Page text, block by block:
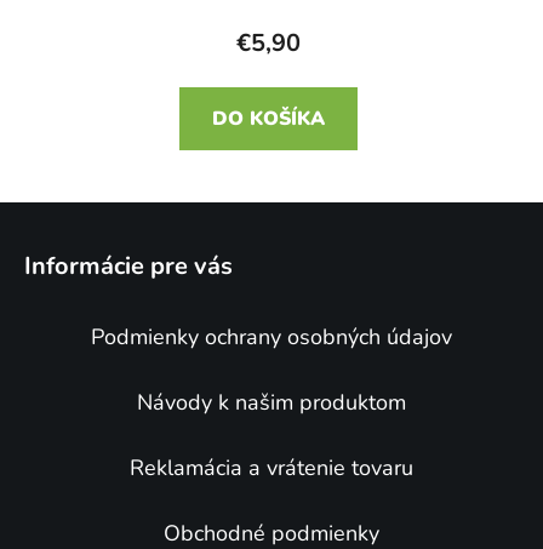
€5,90
DO KOŠÍKA
Informácie pre vás
Podmienky ochrany osobných údajov
Návody k našim produktom
Reklamácia a vrátenie tovaru
Obchodné podmienky